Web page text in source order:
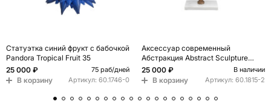
Статуэтка синий фрукт с бабочкой
Pandora Tropical Fruit 35
25 000 ₽
75 раб/дней
В корзину Артикул: 60.1746-0
Аксессуар современный
Абстракция Abstract Sculpture
Brass
25 000 ₽ В наличии
В корзину Артикул: 60.1815-2